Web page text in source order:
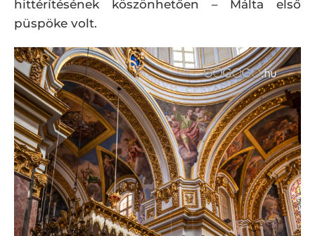
hittérítésének köszönhetően – Málta első
püspöke volt.